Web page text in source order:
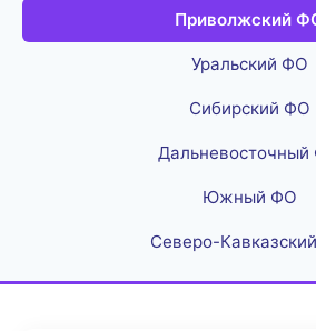
Приволжский
Уральский ФО
Сибирский ФО
Южный ФО
Северо-